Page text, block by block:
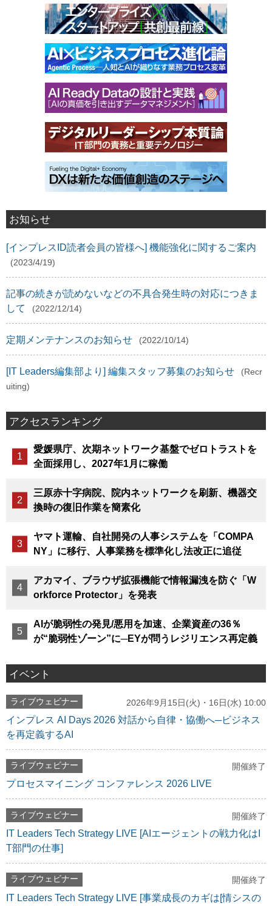
お知らせ
[インプレスID読者会員の皆様へ] 機能強化に関するご案内
(2023/4/19)
記事の続きが読めないなどの不具合発生時の対応につきま
して
(2022/12/14)
定期メンテナンスのお知らせ (2022/10/14)
[IT Leaders編集部より] 編集スタッフ募集のお知らせ
(Recr
uiting)
アクセスランキング
愛媛県庁、次期ネットワーク基盤でゼロトラストを
全面採用し、2027年1月に稼働
三原赤十字病院、院内ネットワークを刷新、機器交
換時の復旧作業を簡素化
ヤマト運輸、自社開発の人事システムを「COMPA
NY」に移行、人事業務を標準化し法改正に追従
アカマイ、ブラウザ拡張機能で情報漏洩を防ぐ「W
orkforce Protector」を発表
AIが脆弱性の発見/悪用を加速、企業資産の36％
が“脆弱性ゾーン”に─EYが問うレジリエンス再定義
イベント
ライブウェビナー 2026年9月15日(火)・16日(水) 10:00
インプレス AI Days 2026 対話から自律・協働へ─ビジネス
を再定義するAI
ライブウェビナー 開催終了
プロセスマイニング コンファレンス 2026 LIVE
ライブウェビナー 開催終了
IT Leaders Tech Strategy LIVE [AIエージェントの戦力化はI
T部門の仕事]
ライブウェビナー 開催終了
IT Leaders Tech Strategy LIVE [事業成長のカギは[情シスの